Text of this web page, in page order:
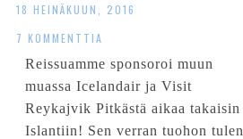
18 HEINÄKUUN, 2016
7 KOMMENTTIA
Reissuamme sponsoroi muun
muassa Icelandair ja Visit
Reykajvik Pitkästä aikaa takaisin
Islantiin! Sen verran tuohon tulen